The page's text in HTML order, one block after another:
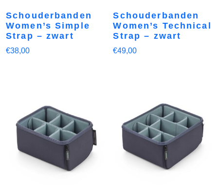
Schouderbanden
Women’s Simple
Strap – zwart
€38,00
Schouderbanden
Women’s Technical
Strap – zwart
€49,00